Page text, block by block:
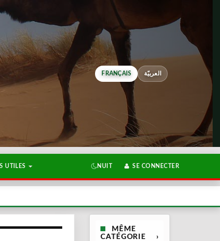
FRANÇAIS العربيّة
UTILES NUIT SE CONNECTER
MÊME
CATÉGORIE
›